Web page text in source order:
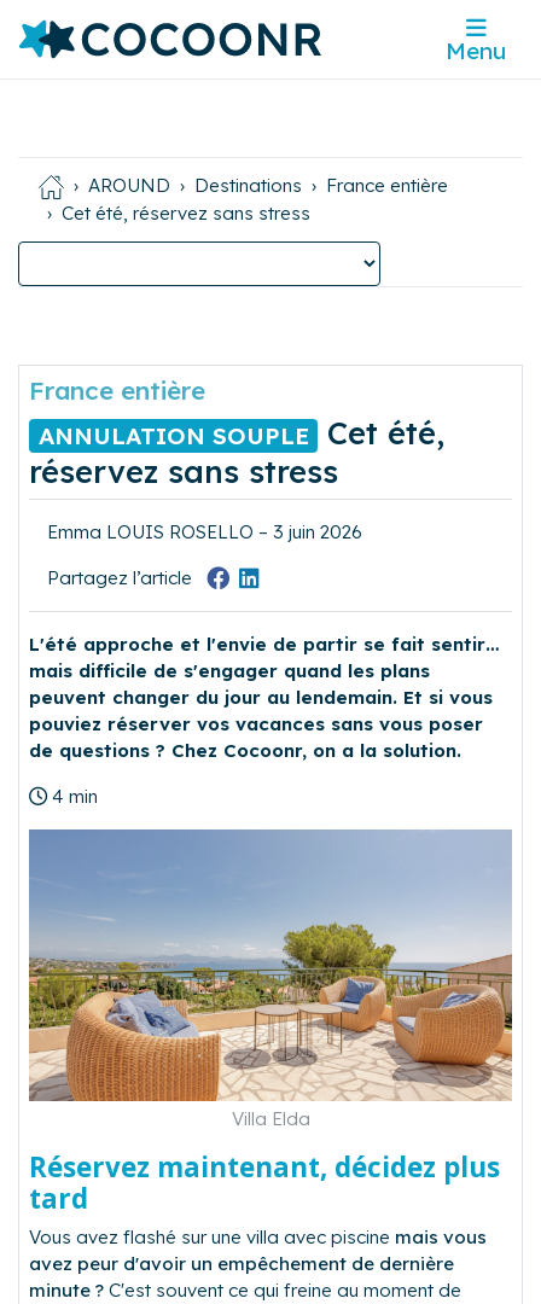
Menu
AROUND Destinations
France entière
Cet été, réservez sans stress
France entière
ANNULATION SOUPLE
Cet été,
réservez sans stress
Emma LOUIS ROSELLO – 3 juin 2026
Partagez l’article
L'été approche et l'envie de partir se fait sentir…
mais difficile de s'engager quand les plans
peuvent changer du jour au lendemain. Et si vous
pouviez réserver vos vacances sans vous poser
de questions ? Chez Cocoonr, on a la solution.
4 min
Villa Elda
Réservez maintenant, décidez plus
tard
Vous avez flashé sur une villa avec piscine mais vous
avez peur d'avoir un empêchement de dernière
minute ? C'est souvent ce qui freine au moment de